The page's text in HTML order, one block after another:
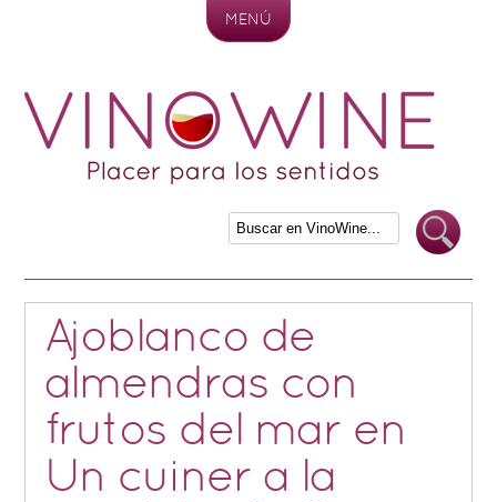
MENÚ
Ajoblanco de
almendras con
frutos del mar en
Un cuiner a la